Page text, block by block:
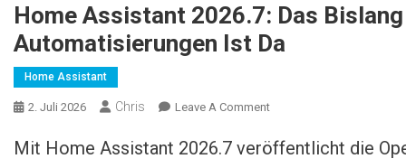
Home Assistant 2026.7: Das
Automatisierungen Ist Da
Home Assistant
2. Juli 2026 Chris Leave A Comment
Größte Update Für
Mit Home Assistant 2026.7 veröffentlicht die